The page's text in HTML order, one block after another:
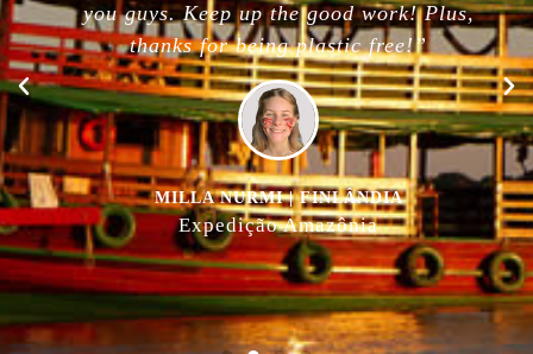
you guys. Keep up the good work! Plus,
thanks for being plastic free!”
MILLA NURMI | FINLÂNDIA
Expedição Amazônia